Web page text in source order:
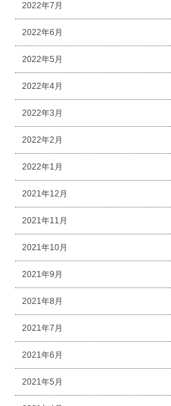
2022年7月
2022年6月
2022年5月
2022年4月
2022年3月
2022年2月
2022年1月
2021年12月
2021年11月
2021年10月
2021年9月
2021年8月
2021年7月
2021年6月
2021年5月